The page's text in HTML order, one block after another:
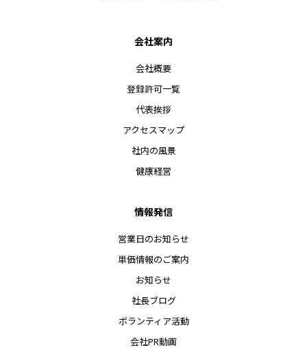
会社案内
会社概要
登録許可一覧
代表挨拶
アクセスマップ
社内の風景
健康経営
情報発信
営業日のお知らせ
単価情報のご案内
お知らせ
社長ブログ
ボランティア活動
会社PR動画